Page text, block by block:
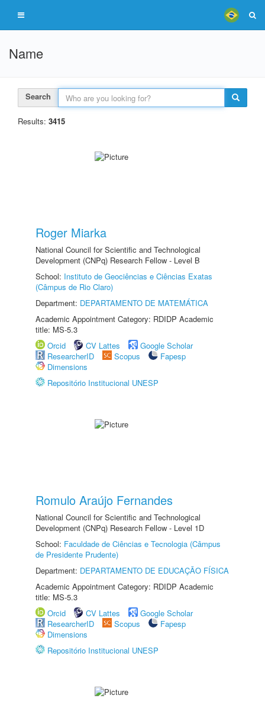
Name
Search
Results: 3415
Roger Miarka
National Council for Scientific and Technological
Development (CNPq) Research Fellow - Level B
School: Instituto de Geociências e Ciências Exatas
(Câmpus de Rio Claro)
Department: DEPARTAMENTO DE MATEMÁTICA
Academic Appointment Category: RDIDP Academic
title: MS-5.3
Orcid
CV Lattes
Google Scholar
ResearcherID
Scopus
Fapesp
Dimensions
Repositório Institucional UNESP
Romulo Araújo Fernandes
National Council for Scientific and Technological
Development (CNPq) Research Fellow - Level 1D
School: Faculdade de Ciências e Tecnologia (Câmpus
de Presidente Prudente)
Department: DEPARTAMENTO DE EDUCAÇÃO FÍSICA
Academic Appointment Category: RDIDP Academic
title: MS-5.3
Orcid
CV Lattes
Google Scholar
ResearcherID
Scopus
Fapesp
Dimensions
Repositório Institucional UNESP